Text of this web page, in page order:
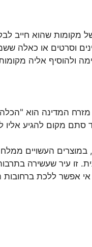
מקומות שהוא חייב
וסרטים או כאלה
ולהוסיף אליה
מזרח המדינה הוא
סתם מקום להגיע אליו
העשויים ממלח
זו עיר שעשירה
אפשר ללכת ברחובות